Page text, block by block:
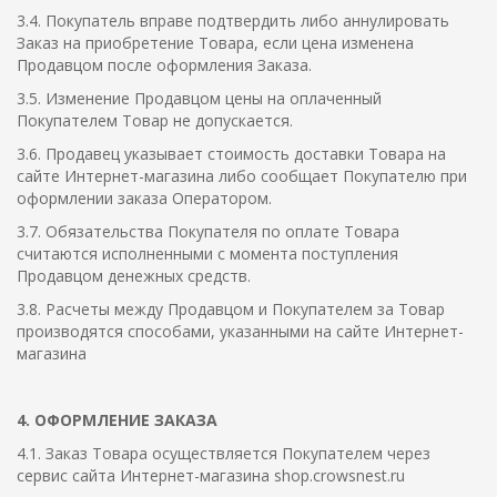
3.4. Покупатель вправе подтвердить либо аннулировать
Заказ на приобретение Товара, если цена изменена
Продавцом после оформления Заказа.
3.5. Изменение Продавцом цены на оплаченный
Покупателем Товар не допускается.
3.6. Продавец указывает стоимость доставки Товара на
сайте Интернет-магазина либо сообщает Покупателю при
оформлении заказа Оператором.
3.7. Обязательства Покупателя по оплате Товара
считаются исполненными с момента поступления
Продавцом денежных средств.
3.8. Расчеты между Продавцом и Покупателем за Товар
производятся способами, указанными на сайте Интернет-
магазина
4. ОФОРМЛЕНИЕ ЗАКАЗА
4.1. Заказ Товара осуществляется Покупателем через
сервис сайта Интернет-магазина shop.crowsnest.ru